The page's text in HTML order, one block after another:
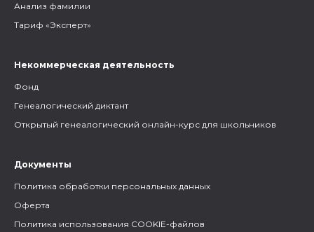
Анализ фамилии
Тариф «Эксперт»
Некоммерческая деятельность
Фонд
Генеалогический диктант
Открытый генеалогический онлайн-курс для школьников
Документы
Политика обработки персональных данных
Оферта
Политика использования COOKIE-файлов